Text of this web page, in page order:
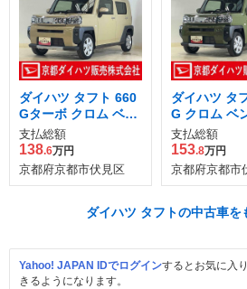
ダイハツ タフト 660
Gターボ クロム ベン
チャー
支払総額
138.6万円
京都府京都市伏見区
ダイハツ タ
G クロム ベ
支払総額
153.8万円
京都府京都市
ダイハツ タフトの中古車を
Yahoo! JAPAN IDでログインするとお気に入
きるようになります。